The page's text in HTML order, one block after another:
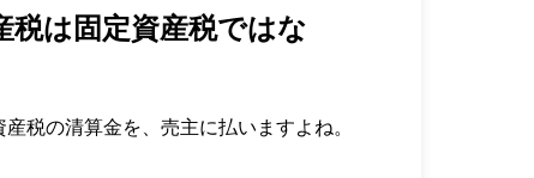
税は固定資産税ではな
税の清算金を、売主に払いますよね。